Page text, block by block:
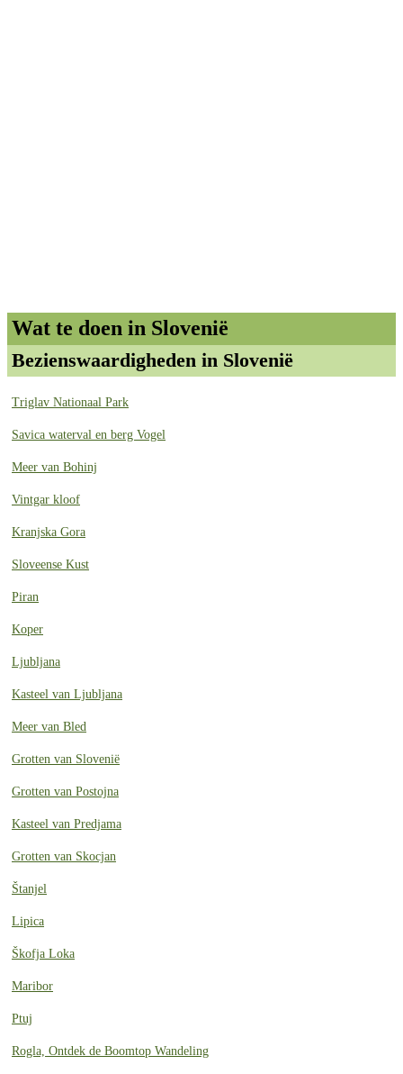
Wat te doen in Slovenië
Bezienswaardigheden in Slovenië
Triglav Nationaal Park
Savica waterval en berg Vogel
Meer van Bohinj
Vintgar kloof
Kranjska Gora
Sloveense Kust
Piran
Koper
Ljubljana
Kasteel van Ljubljana
Meer van Bled
Grotten van Slovenië
Grotten van Postojna
Kasteel van Predjama
Grotten van Skocjan
Štanjel
Lipica
Škofja Loka
Maribor
Ptuj
Rogla, Ontdek de Boomtop Wandeling